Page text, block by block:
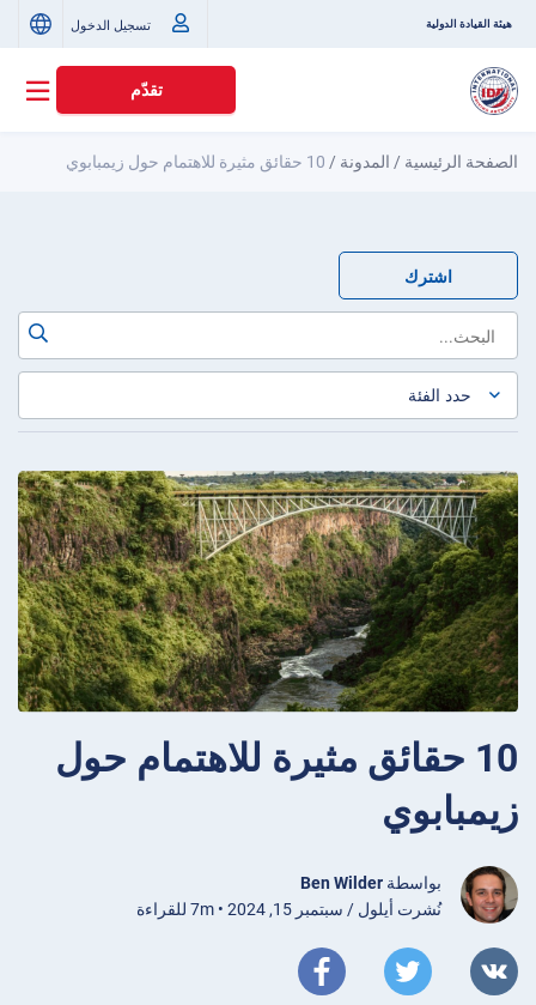
هيئة القيادة الدولية تسجيل الدخول
تقدّم
الصفحة الرئيسية / المدونة / 10 حقائق مثيرة للاهتمام حول زيمبابوي
اشترك
10 حقائق مثيرة للاهتمام حول
زيمبابوي
بواسطة Ben Wilder
نُشرت أيلول / سبتمبر 15, 2024 • 7m للقراءة